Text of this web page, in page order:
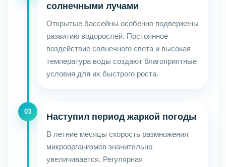
солнечными лучами
Открытые бассейны особенно подвержены
развитию водорослей. Постоянное
воздействие солнечного света и высокая
температура воды создают благоприятные
условия для их быстрого роста.
03
Наступил период жаркой погоды
В летние месяцы скорость размножения
микроорганизмов значительно
увеличивается. Регулярная